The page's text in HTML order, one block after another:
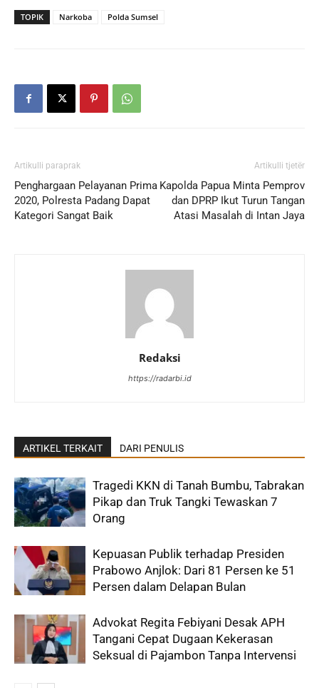
TOPIK Narkoba Polda Sumsel
Artikulli paraprak
Penghargaan Pelayanan Prima
2020, Polresta Padang Dapat
Kategori Sangat Baik
Artikulli tjetër
Kapolda Papua Minta Pemprov
dan DPRP Ikut Turun Tangan
Atasi Masalah di Intan Jaya
Redaksi
https://radarbi.id
ARTIKEL TERKAIT DARI PENULIS
Tragedi KKN di Tanah Bumbu, Tabrakan
Pikap dan Truk Tangki Tewaskan 7
Orang
Kepuasan Publik terhadap Presiden
Prabowo Anjlok: Dari 81 Persen ke 51
Persen dalam Delapan Bulan
Advokat Regita Febiyani Desak APH
Tangani Cepat Dugaan Kekerasan
Seksual di Pajambon Tanpa Intervensi